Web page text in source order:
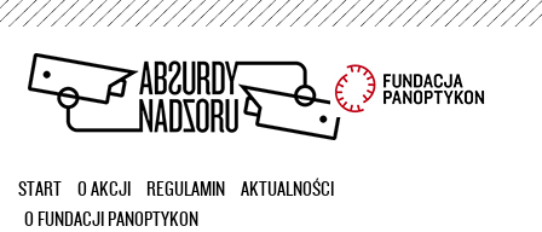
Przejdź
treści
START O AKCJI REGULAMIN
AKTUALNOŚCI
O FUNDACJI PANOPTYKON